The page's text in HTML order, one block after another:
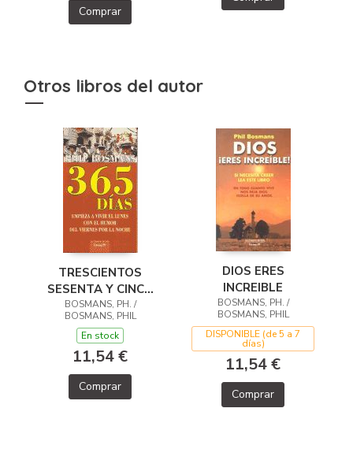
Comprar
Otros libros del autor
TRESCIENTOS
SESENTA Y CINCO
DÍAS
BOSMANS, PH. /
BOSMANS, PHIL
En stock
11,54 €
Comprar
DIOS ERES
INCREIBLE
BOSMANS, PH. /
BOSMANS, PHIL
DISPONIBLE (de 5 a 7
días)
11,54 €
Comprar